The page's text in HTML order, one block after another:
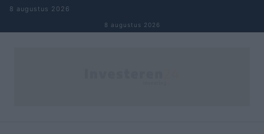
Naar inhoud springen
8 augustus 2026
8 augustus 2026